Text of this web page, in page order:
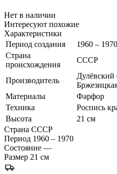
Нет в наличии
Интересуют похожие
Характеристики
Период создания
1960 – 1970
Страна
происхождения
СССР
Производитель
Дулёвский
Материалы
Фарфор
Техника
Роспись
Высота
21 см
Страна СССР
Период 1960 – 1970
Состояние —
Размер 21 см